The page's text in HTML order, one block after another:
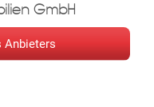
Wohnungen, 23
GmbH
Anbieters